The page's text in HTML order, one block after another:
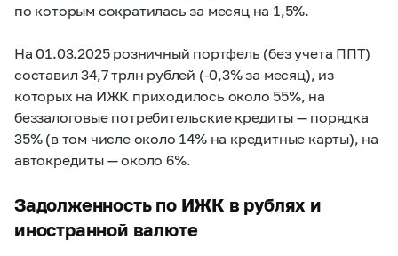
по которым сократилась за месяц на 1,5%.
На 01.03.2025 розничный портфель (без учета ППТ)
составил 34,7 трлн рублей (-0,3% за месяц), из
которых на ИЖК приходилось около 55%, на
беззалоговые потребительские кредиты — порядка
35% (в том числе около 14% на кредитные карты), на
автокредиты — около 6%.
Задолженность по ИЖК в рублях и
иностранной валюте